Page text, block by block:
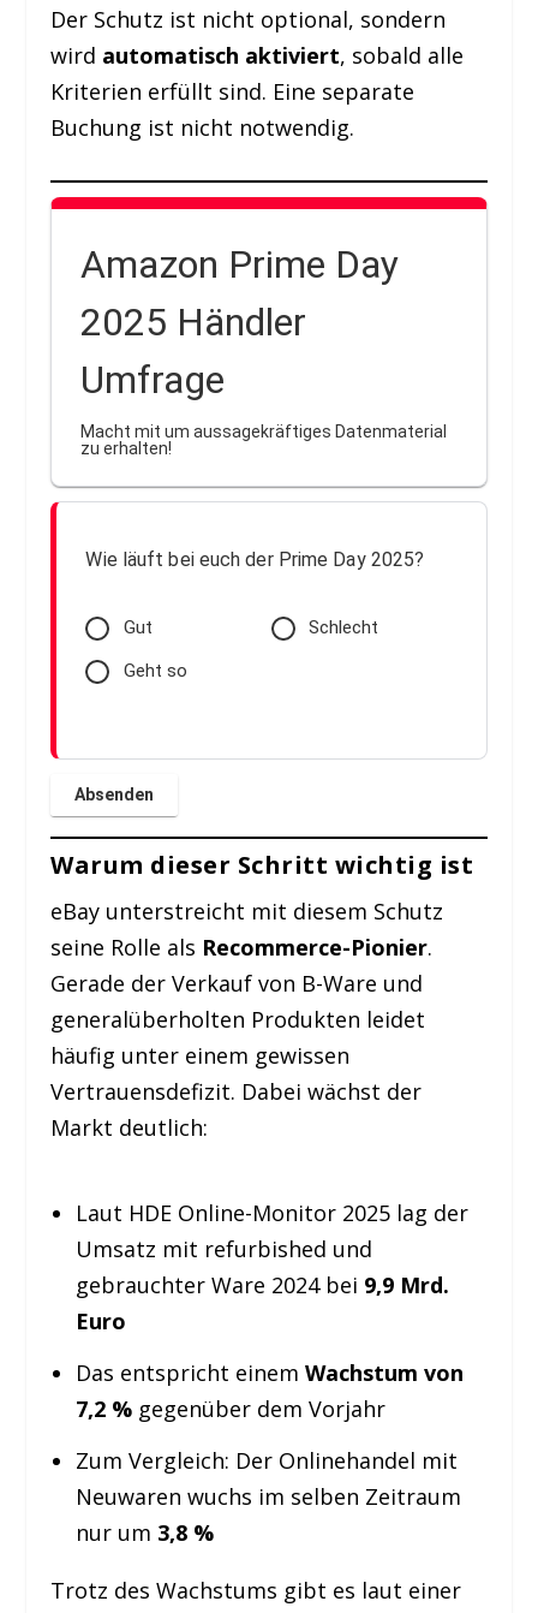
Der Schutz ist nicht optional, sondern
wird automatisch aktiviert, sobald alle
Kriterien erfüllt sind. Eine separate
Buchung ist nicht notwendig.
Amazon Prime Day
2025 Händler
Umfrage
Macht mit um aussagekräftiges Datenmaterial
zu erhalten!
Wie läuft bei euch der Prime Day 2025?
Gut
Schlecht
Geht so
Warum dieser Schritt wichtig ist
eBay unterstreicht mit diesem Schutz
seine Rolle als Recommerce-Pionier.
Gerade der Verkauf von B-Ware und
generalüberholten Produkten leidet
häufig unter einem gewissen
Vertrauensdefizit. Dabei wächst der
Markt deutlich:
Laut HDE Online-Monitor 2025 lag der
Umsatz mit refurbished und
gebrauchter Ware 2024 bei 9,9 Mrd.
Euro
Das entspricht einem Wachstum von
7,2 %gegenüber dem Vorjahr
Zum Vergleich: Der Onlinehandel mit
Neuwaren wuchs im selben Zeitraum
nur um 3,8 %
Trotz des Wachstums gibt es laut einer